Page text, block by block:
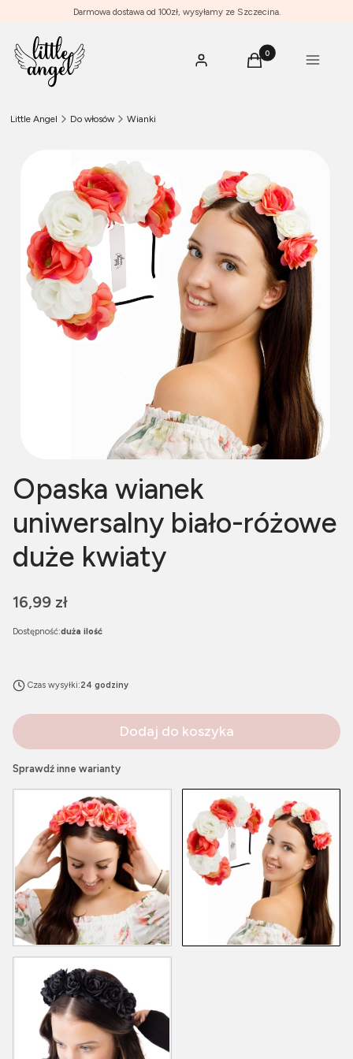
Darmowa dostawa od 100zł, wysyłamy ze Szczecina.
Zaloguj się Produkty w koszyku:
Koszyk Menu
Little Angel Do włosów Wianki
Opaska wianek
uniwersalny biało-różowe
duże kwiaty
Cena
16,99 zł
Dostępność:duża ilość
Czas wysyłki:24 godziny
Dodaj do koszyka
Sprawdź inne warianty